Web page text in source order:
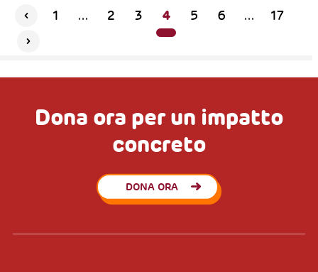
1 ... 2 3 4 5 6 ... 17
Dona ora per un impatto
concreto
DONA ORA